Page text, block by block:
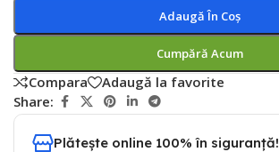
Adaugă În Coș
Cumpără Acum
Compara
Adaugă la favorite
Share:
Plătește online 100% în siguranță!